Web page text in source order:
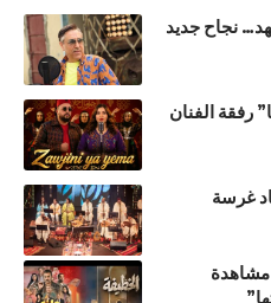
نجاح جديد
الفنان
غرسة